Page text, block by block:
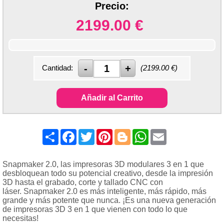
Precio:
2199.00 €
Cantidad: (2199.00€)
Añadir al Carrito
ShareFacebook
TwitterPinterest
BloggerWhatsApp
Snapmaker 2.0, las impresoras 3D modulares 3 en 1 que
desbloquean todo su potencial creativo, desde la impresión
3D hasta el grabado, corte y tallado CNC con
láser. Snapmaker 2.0 es más inteligente, más rápido, más
grande y más potente que nunca. ¡Es una nueva generación
de impresoras 3D 3 en 1 que vienen con todo lo que
necesitas!